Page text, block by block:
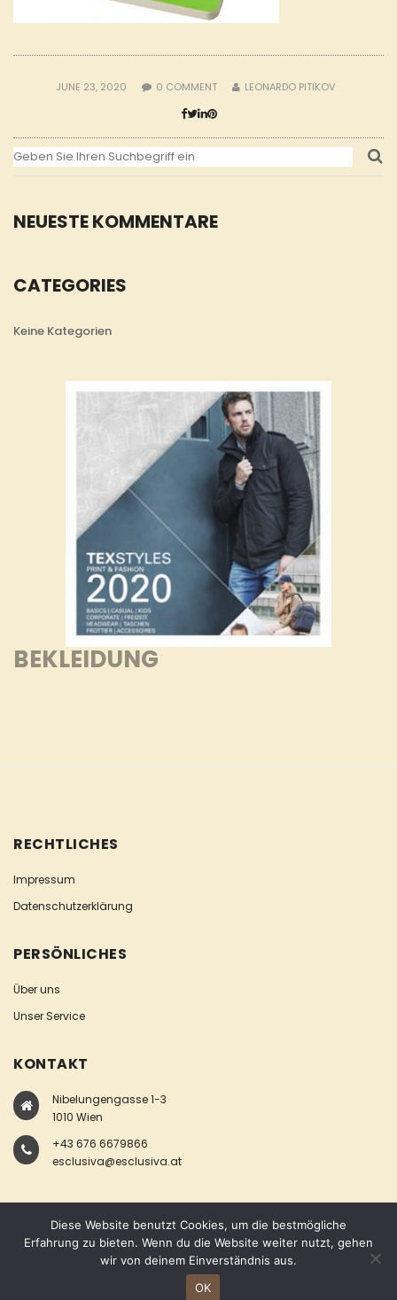
NEUESTE KOMMENTARE
CATEGORIES
Keine Kategorien
BEKLEIDUNG
JUNE 23, 2020 0 COMMENT LEONARDO PITIKOV
RECHTLICHES
Impressum
Datenschutzerklärung
PERSÖNLICHES
Über uns
Unser Service
KONTAKT
Nibelungengasse 1-3
1010 Wien
+43 676 6679866
esclusiva@esclusiva.at
COPYRIGHT © ESCLUSIVA
Diese Website benutzt Cookies, um die bestmögliche
Erfahrung zu bieten. Wenn du die Website weiter nutzt, gehen
wir von deinem Einverständnis aus.
OK